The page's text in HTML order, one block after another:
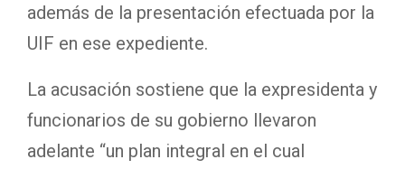
además de la presentación efectuada por la
UIF en ese expediente.
La acusación sostiene que la expresidenta y
funcionarios de su gobierno llevaron
adelante “un plan integral en el cual